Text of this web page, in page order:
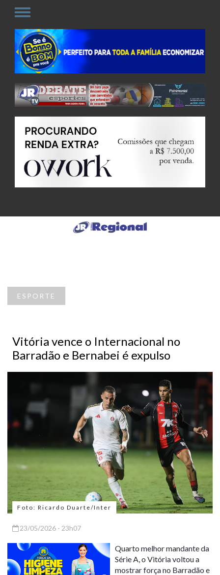
ESPORTE
Vitória vence o Internacional no
Barradão e Bernabei é expulso
Foto: Ricardo Duarte/Inter
23/05/2026 - 23h07
Quarto melhor mandante da
Série A, o Vitória voltou a
mostrar força no Barradão e